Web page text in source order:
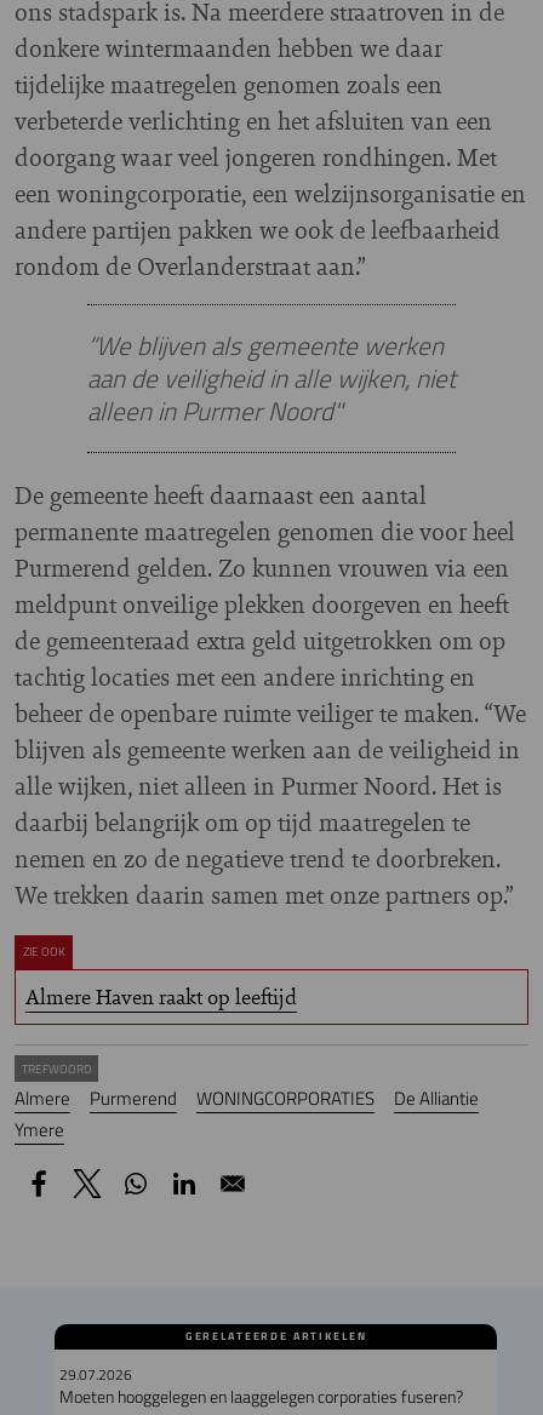
ons stadspark is. Na meerdere straatroven in de
donkere wintermaanden hebben we daar
tijdelijke maatregelen genomen zoals een
verbeterde verlichting en het afsluiten van een
doorgang waar veel jongeren rondhingen. Met
een woningcorporatie, een welzijnsorganisatie en
andere partijen pakken we ook de leefbaarheid
rondom de Overlanderstraat aan.”
“We blijven als gemeente werken
aan de veiligheid in alle wijken, niet
alleen in Purmer Noord"
De gemeente heeft daarnaast een aantal
permanente maatregelen genomen die voor heel
Purmerend gelden. Zo kunnen vrouwen via een
meldpunt onveilige plekken doorgeven en heeft
de gemeenteraad extra geld uitgetrokken om op
tachtig locaties met een andere inrichting en
beheer de openbare ruimte veiliger te maken. “We
blijven als gemeente werken aan de veiligheid in
alle wijken, niet alleen in Purmer Noord. Het is
daarbij belangrijk om op tijd maatregelen te
nemen en zo de negatieve trend te doorbreken.
We trekken daarin samen met onze partners op.”
ZIE OOK
Almere Haven raakt op leeftijd
TREFWOORD
Almere Purmerend WONINGCORPORATIES
De Alliantie
Ymere
GERELATEERDE ARTIKELEN
29.07.2026
Moeten hooggelegen en laaggelegen corporaties fuseren?